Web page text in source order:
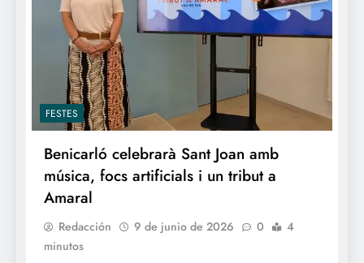
FESTES
Benicarló celebrarà Sant Joan amb
música, focs artificials i un tribut a
Amaral
Redacción 9 de junio de 2026 0
4
minutos